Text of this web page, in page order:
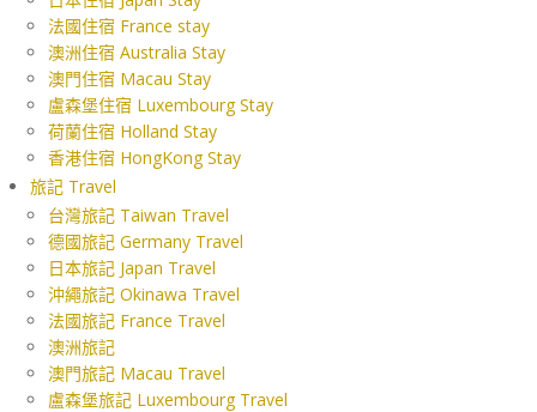
法國住宿 France stay
澳洲住宿 Australia Stay
澳門住宿 Macau Stay
盧森堡住宿 Luxembourg Stay
荷蘭住宿 Holland Stay
香港住宿 HongKong Stay
旅記 Travel
台灣旅記 Taiwan Travel
德國旅記 Germany Travel
日本旅記 Japan Travel
沖繩旅記 Okinawa Travel
法國旅記 France Travel
澳洲旅記
澳門旅記 Macau Travel
盧森堡旅記 Luxembourg Travel